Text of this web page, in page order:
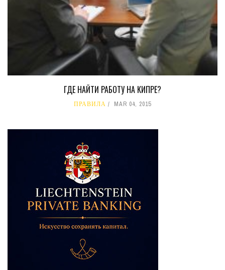
ГДЕ НАЙТИ РАБОТУ НА КИПРЕ?
ПРАВИЛА MAR 04, 2015